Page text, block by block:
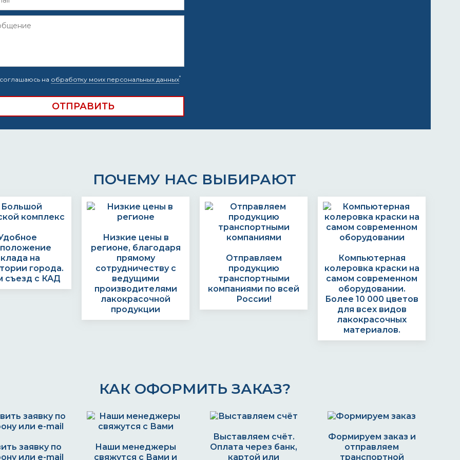
на обработку моих персональных данных*
ПОЧЕМУ НАС ВЫБИРАЮТ
на
города.
съезд с КАД
Низкие цены в
регионе, благодаря
прямому
сотрудничеству с
ведущими
производителями
лакокрасочной
продукции
Отправляем
продукцию
транспортными
компаниями по всей
России!
Компьютерная
колеровка краски на
самом современном
оборудовании.
Более 10 000 цветов
для всех видов
лакокрасочных
материалов.
КАК ОФОРМИТЬ ЗАКАЗ?
заявку по
или e-mail
Наши менеджеры
свяжутся с Вами и
Выставляем счёт.
Оплата через банк,
картой или
Формируем заказ и
отправляем
транспортной